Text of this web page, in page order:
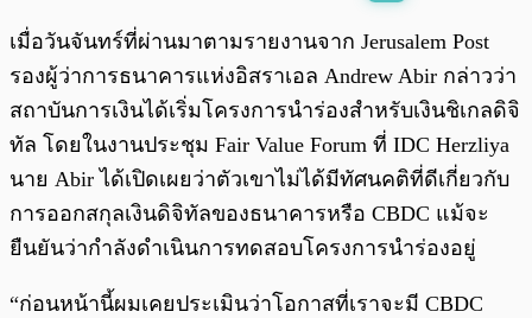
พร้อมเล่น
เมื่อวันจันทร์ที่ผ่านมาตามรายงานจาก Jerusalem Post
รองผู้ว่าการธนาคารแห่งอิสราเอล Andrew Abir กล่าวว่า
สถาบันการเงินได้เริ่มโครงการนำร่องสำหรับเงินชิเกลดิจิ
ทัล โดยในงานประชุม Fair Value Forum ที่ IDC Herzliya
นาย Abir ได้เปิดเผยว่าตัวเขาไม่ได้มีทัศนคติที่ดีเกี่ยวกับ
การออกสกุลเงินดิจิทัลของธนาคารหรือ CBDC แม้จะ
ยืนยันว่ากำลังดำเนินการทดสอบโครงการนำร่องอยู่
“ก่อนหน้านี้ผมเคยประเมินว่าโอกาสที่เราจะมี CBDC